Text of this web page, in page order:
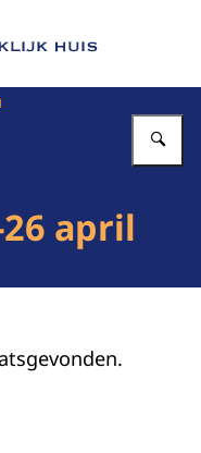
Het Koninklijk Huis
april